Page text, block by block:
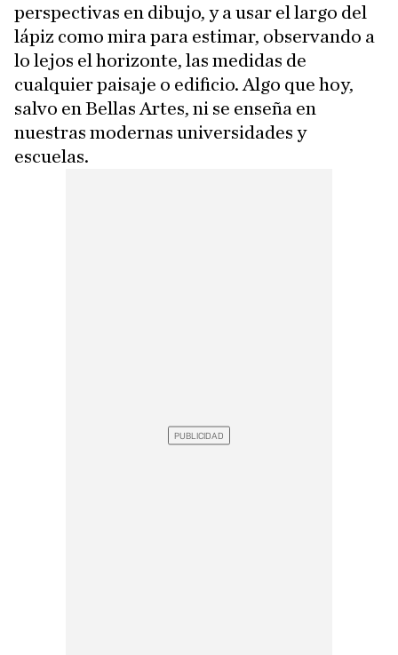
perspectivas en dibujo, y a usar el largo del
lápiz como mira para estimar, observando a
lo lejos el horizonte, las medidas de
cualquier paisaje o edificio. Algo que hoy,
salvo en Bellas Artes, ni se enseña en
nuestras modernas universidades y
escuelas.